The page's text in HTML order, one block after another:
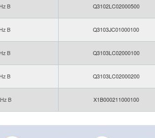
B Q3102LC02000500
B Q3103JC01000100
B Q3103LC02000100
B Q3103LC02000200
B X1B000211000100